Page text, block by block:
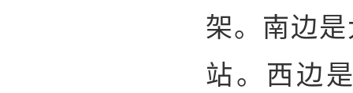
架。南边
站。西边